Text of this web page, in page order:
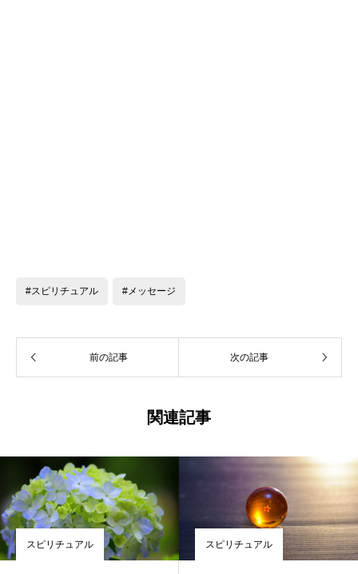
#スピリチュアル #メッセージ
前の記事 次の記事
関連記事
スピリチュアル スピリチュアル